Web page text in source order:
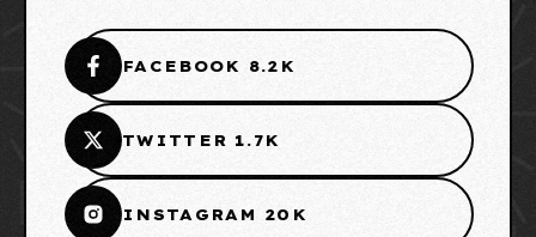
FACEBOOK 8.2K
TWITTER 1.7K
INSTAGRAM 20K